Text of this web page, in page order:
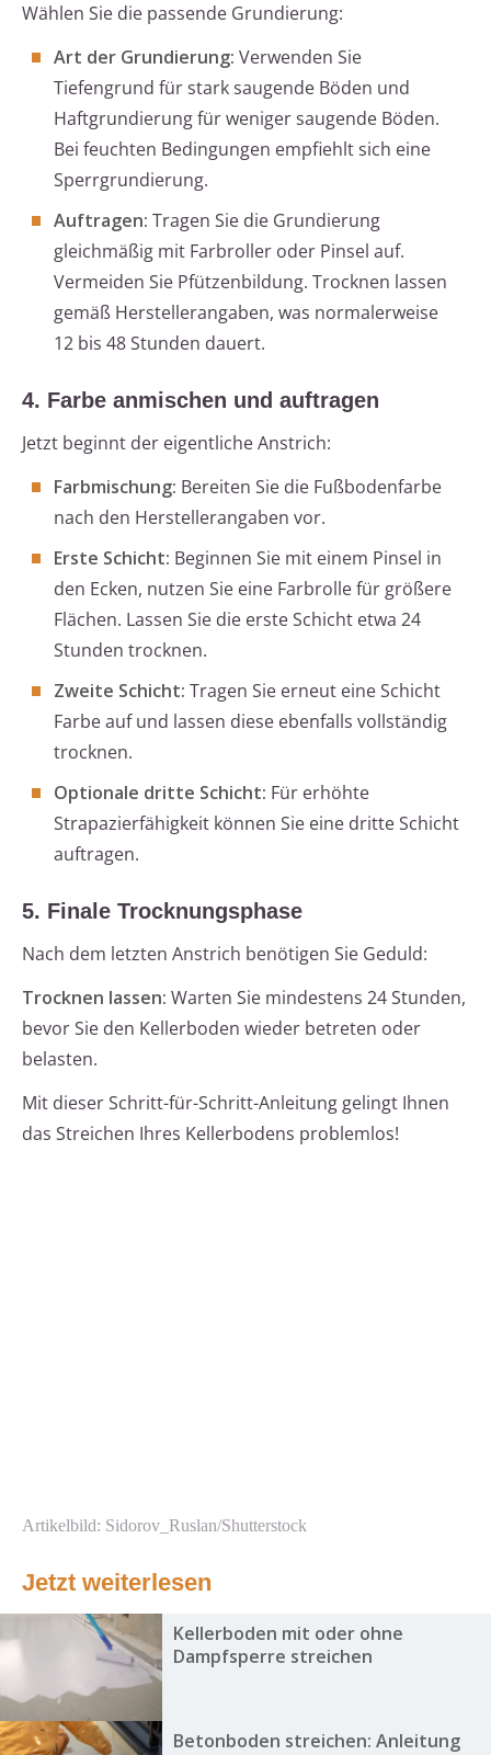
Wählen Sie die passende Grundierung:
Art der Grundierung: Verwenden Sie
Tiefengrund für stark saugende Böden und
Haftgrundierung für weniger saugende Böden.
Bei feuchten Bedingungen empfiehlt sich eine
Sperrgrundierung.
Auftragen: Tragen Sie die Grundierung
gleichmäßig mit Farbroller oder Pinsel auf.
Vermeiden Sie Pfützenbildung. Trocknen lassen
gemäß Herstellerangaben, was normalerweise
12 bis 48 Stunden dauert.
4. Farbe anmischen und auftragen
Jetzt beginnt der eigentliche Anstrich:
Farbmischung: Bereiten Sie die Fußbodenfarbe
nach den Herstellerangaben vor.
Erste Schicht: Beginnen Sie mit einem Pinsel in
den Ecken, nutzen Sie eine Farbrolle für größere
Flächen. Lassen Sie die erste Schicht etwa 24
Stunden trocknen.
Zweite Schicht: Tragen Sie erneut eine Schicht
Farbe auf und lassen diese ebenfalls vollständig
trocknen.
Optionale dritte Schicht: Für erhöhte
Strapazierfähigkeit können Sie eine dritte Schicht
auftragen.
5. Finale Trocknungsphase
Nach dem letzten Anstrich benötigen Sie Geduld:
Trocknen lassen: Warten Sie mindestens 24 Stunden,
bevor Sie den Kellerboden wieder betreten oder
belasten.
Mit dieser Schritt-für-Schritt-Anleitung gelingt Ihnen
das Streichen Ihres Kellerbodens problemlos!
Artikelbild: Sidorov_Ruslan/Shutterstock
Jetzt weiterlesen
Kellerboden mit oder ohne
Dampfsperre streichen
Betonboden streichen: Anleitung